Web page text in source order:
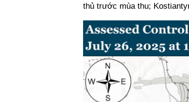
thủ trước mùa thu;